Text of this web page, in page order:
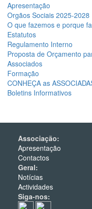
Apresentação
Orgãos Sociais 2025-2028
O que fazemos e porque
Estatutos
Regulamento Interno
Proposta de Orçamento
Associados
Formação
CONHEÇA as
Boletins Informativos
Associação:
Apresentação
Contactos
Geral:
Notícias
Actividades
Siga-nos: